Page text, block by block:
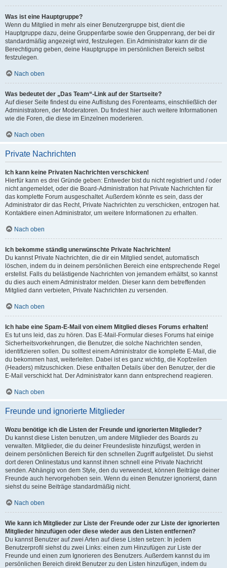
Was ist eine Hauptgruppe?
Wenn du Mitglied in mehr als einer Benutzergruppe bist, dient die
Hauptgruppe dazu, deine Gruppenfarbe sowie den Gruppenrang, der bei dir
standardmäßig angezeigt wird, festzulegen. Ein Administrator kann dir die
Berechtigung geben, deine Hauptgruppe im persönlichen Bereich selbst
festzulegen.
Nach oben
Was bedeutet der „Das Team“-Link auf der Startseite?
Auf dieser Seite findest du eine Auflistung des Forenteams, einschließlich der
Administratoren, der Moderatoren. Du findest hier auch weitere Informationen
wie die Foren, die diese im Einzelnen moderieren.
Nach oben
Private Nachrichten
Ich kann keine Privaten Nachrichten verschicken!
Hierfür kann es drei Gründe geben: Entweder bist du nicht registriert und / oder
nicht angemeldet, oder die Board-Administration hat Private Nachrichten für
das komplette Forum ausgeschaltet. Außerdem könnte es sein, dass der
Administrator dir das Recht, Private Nachrichten zu verschicken, entzogen hat.
Kontaktiere einen Administrator, um weitere Informationen zu erhalten.
Nach oben
Ich bekomme ständig unerwünschte Private Nachrichten!
Du kannst Private Nachrichten, die dir ein Mitglied sendet, automatisch
löschen, indem du in deinem persönlichen Bereich eine entsprechende Regel
erstellst. Falls du belästigende Nachrichten von jemandem erhältst, so kannst
du dies auch einem Administrator melden. Dieser kann dem betreffenden
Mitglied dann verbieten, Private Nachrichten zu versenden.
Nach oben
Ich habe eine Spam-E-Mail von einem Mitglied dieses Forums erhalten!
Es tut uns leid, das zu hören. Das E-Mail-Formular dieses Forums hat einige
Sicherheitsvorkehrungen, die Benutzer, die solche Nachrichten senden,
identifizieren sollen. Du solltest einem Administrator die komplette E-Mail, die
du bekommen hast, weiterleiten. Dabei ist es ganz wichtig, die Kopfzeilen
(Headers) mitzuschicken. Diese enthalten Details über den Benutzer, der die
E-Mail verschickt hat. Der Administrator kann dann entsprechend reagieren.
Nach oben
Freunde und ignorierte Mitglieder
Wozu benötige ich die Listen der Freunde und ignorierten Mitglieder?
Du kannst diese Listen benutzen, um andere Mitglieder des Boards zu
verwalten. Mitglieder, die du deiner Freundesliste hinzufügst, werden in
deinem persönlichen Bereich für den schnellen Zugriff aufgelistet. Du siehst
dort deren Onlinestatus und kannst ihnen schnell eine Private Nachricht
senden. Abhängig von dem Style, den du verwendest, können Beiträge deiner
Freunde auch hervorgehoben sein. Wenn du einen Benutzer ignorierst, dann
siehst du seine Beiträge standardmäßig nicht.
Nach oben
Wie kann ich Mitglieder zur Liste der Freunde oder zur Liste der ignorierten
Mitglieder hinzufügen oder diese wieder aus den Listen entfernen?
Du kannst Benutzer auf zwei Arten auf diese Listen setzen: In jedem
Benutzerprofil siehst du zwei Links: einen zum Hinzufügen zur Liste der
Freunde und einen zum Ignorieren des Benutzers. Außerdem kannst du im
persönlichen Bereich direkt Benutzer zu den Listen hinzufügen, indem du